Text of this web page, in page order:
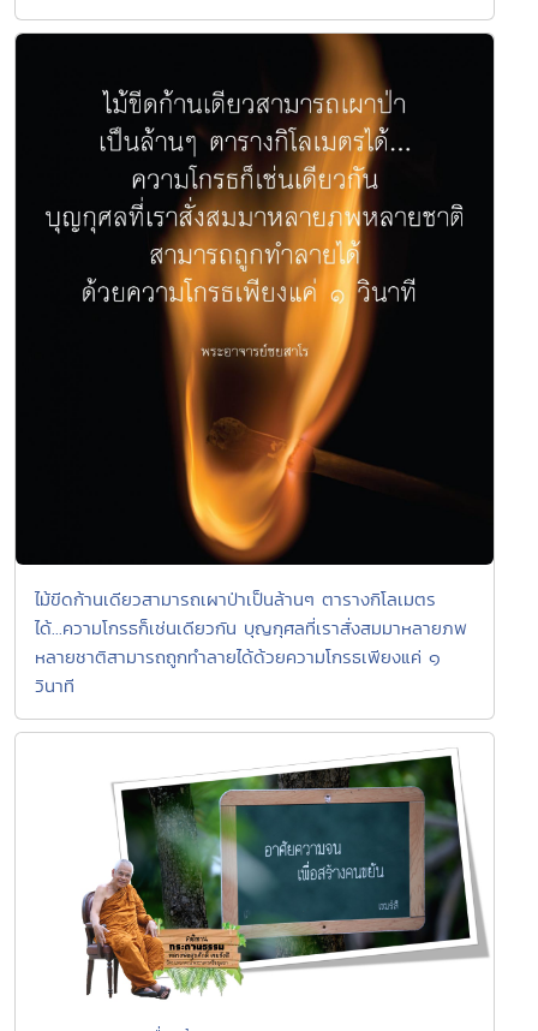
ไม้ขีดก้านเดียวสามารถเผาป่าเป็นล้านๆ ตารางกิโลเมตร
ได้...ความโกรธก็เช่นเดียวกัน บุญกุศลที่เราสั่งสมมาหลายภพ
หลายชาติสามารถถูกทำลายได้ด้วยความโกรธเพียงแค่ ๑
วินาที